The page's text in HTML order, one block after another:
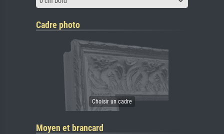
Cadre photo
Moyen et brancard